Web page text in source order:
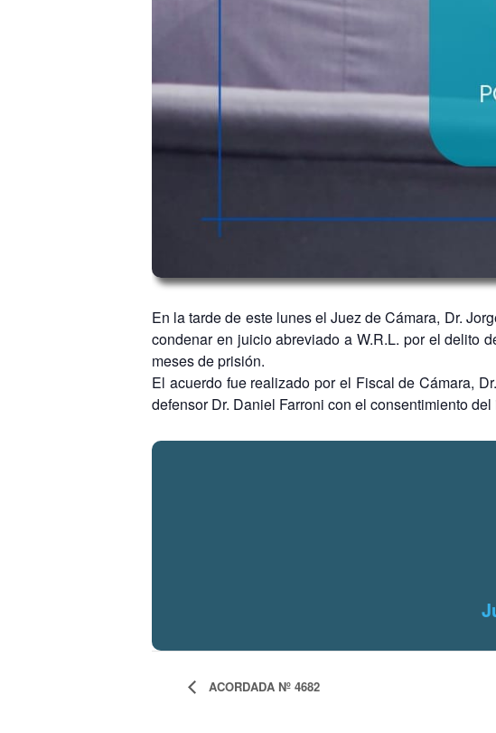
En la tarde de este lunes el Juez de Cámara, Dr.
condenar en juicio abreviado a W.R.L. por el delito
meses de prisión.
El acuerdo fue realizado por el Fiscal de Cámara,
defensor Dr. Daniel Farroni con el consentimiento
ACORDADA Nº 4682